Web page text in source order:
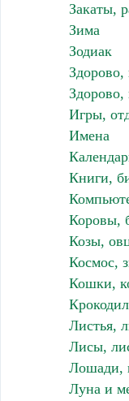
Закаты,
Зима
Зодиак
Здорово,
Здорово,
Игры,
Имена
Книги,
Коровы,
Козы,
Космос,
Кошки,
Листья,
Лисы,
Лошади,
Луна и